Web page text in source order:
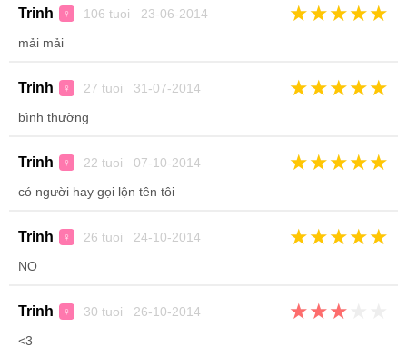
Trinh ♀ 106 tuoi 23-06-2014 ★★★★★
mải mải
Trinh ♀ 27 tuoi 31-07-2014 ★★★★★
bình thường
Trinh ♀ 22 tuoi 07-10-2014 ★★★★★
có người hay gọi lộn tên tôi
Trinh ♀ 26 tuoi 24-10-2014 ★★★★★
NO
Trinh ♀ 30 tuoi 26-10-2014 ★★★
<3